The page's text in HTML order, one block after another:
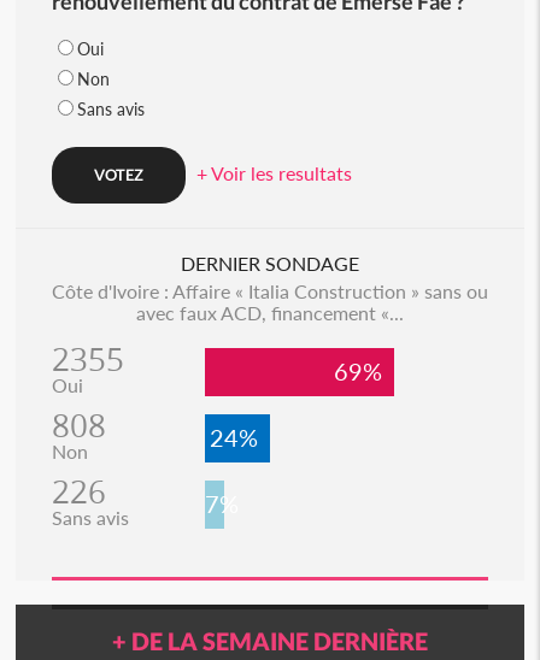
Oui
Non
Sans avis
+ Voir les resultats
DERNIER SONDAGE
Côte d'Ivoire : Affaire « Italia Construction » sans ou
avec faux ACD, financement «...
2355
Oui 69%
808
Non 24%
226
Sans avis 7%
+ DE LA SEMAINE DERNIÈRE